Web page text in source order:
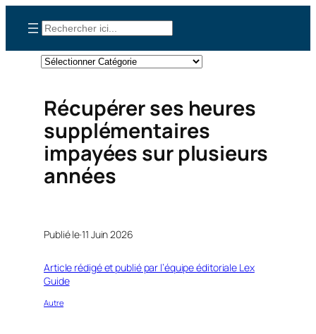
contenu
Rechercher
Catégories
Récupérer ses heures
supplémentaires
impayées sur plusieurs
années
Publié le·11 Juin 2026
Article rédigé et publié par l’équipe éditoriale Lex
Guide
Autre